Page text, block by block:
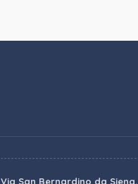
Via San Bernardino da Siena,